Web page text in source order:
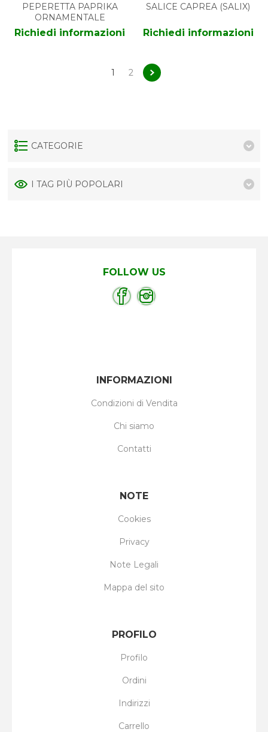
PEPERETTA PAPRIKA
ORNAMENTALE
Richiedi informazioni
SALICE CAPREA (SALIX)
Richiedi informazioni
1 2
CATEGORIE
I TAG PIÙ POPOLARI
FOLLOW US
INFORMAZIONI
Condizioni di Vendita
Chi siamo
Contatti
NOTE
Cookies
Privacy
Note Legali
Mappa del sito
PROFILO
Profilo
Ordini
Indirizzi
Carrello